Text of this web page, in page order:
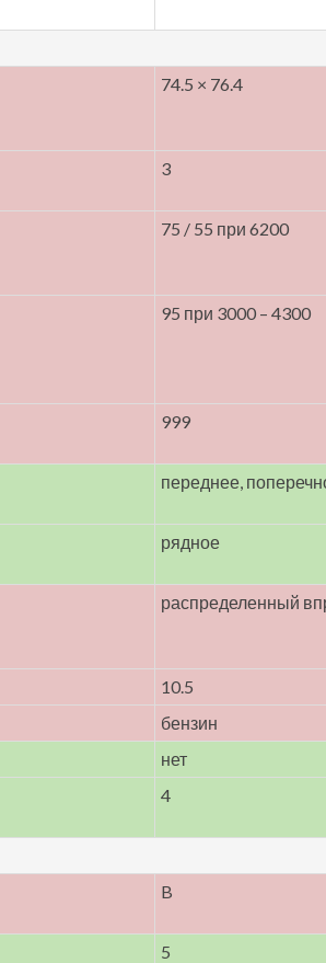
74.5 × 76.4
3
75 / 55 при 6200
95 при 3000 – 4300
999
переднее,
рядное
распределенный
10.5
бензин
нет
4
B
5